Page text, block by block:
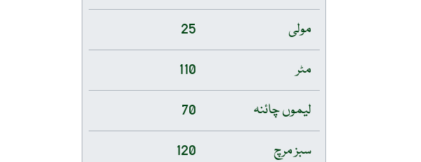
مولی
25
مٹر
110
لیموں چائنہ
70
سبز مرچ
120